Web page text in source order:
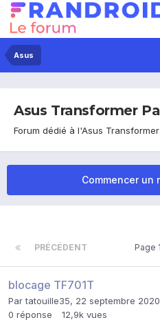
Asus
Asus Transformer
Forum dédié à l'Asus Transformer
Commencer un
PRÉCÉDENT Page
blocage TF701T
Partatouille35, 22 septembre 2020
0 réponse 12,9k vues